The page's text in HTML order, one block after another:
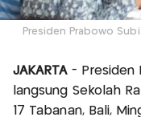
Presiden Prabowo
JAKARTA- Presiden
langsung Sekolah
17 Tabanan, Bali,